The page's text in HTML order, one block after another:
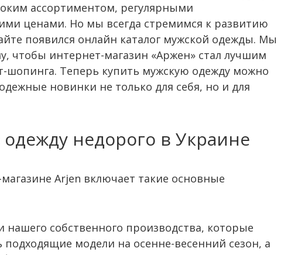
ассортиментом, регулярными
ценами. Но мы всегда стремимся к развитию
появился онлайн каталог мужской одежды. Мы
чтобы интернет-магазин «Аржен» стал лучшим
шопинга. Теперь купить мужскую одежду можно
новинки не только для себя, но и для
недорого в Украине
Arjen включает такие основные
собственного производства, которые
модели на осенне-весенний сезон, а